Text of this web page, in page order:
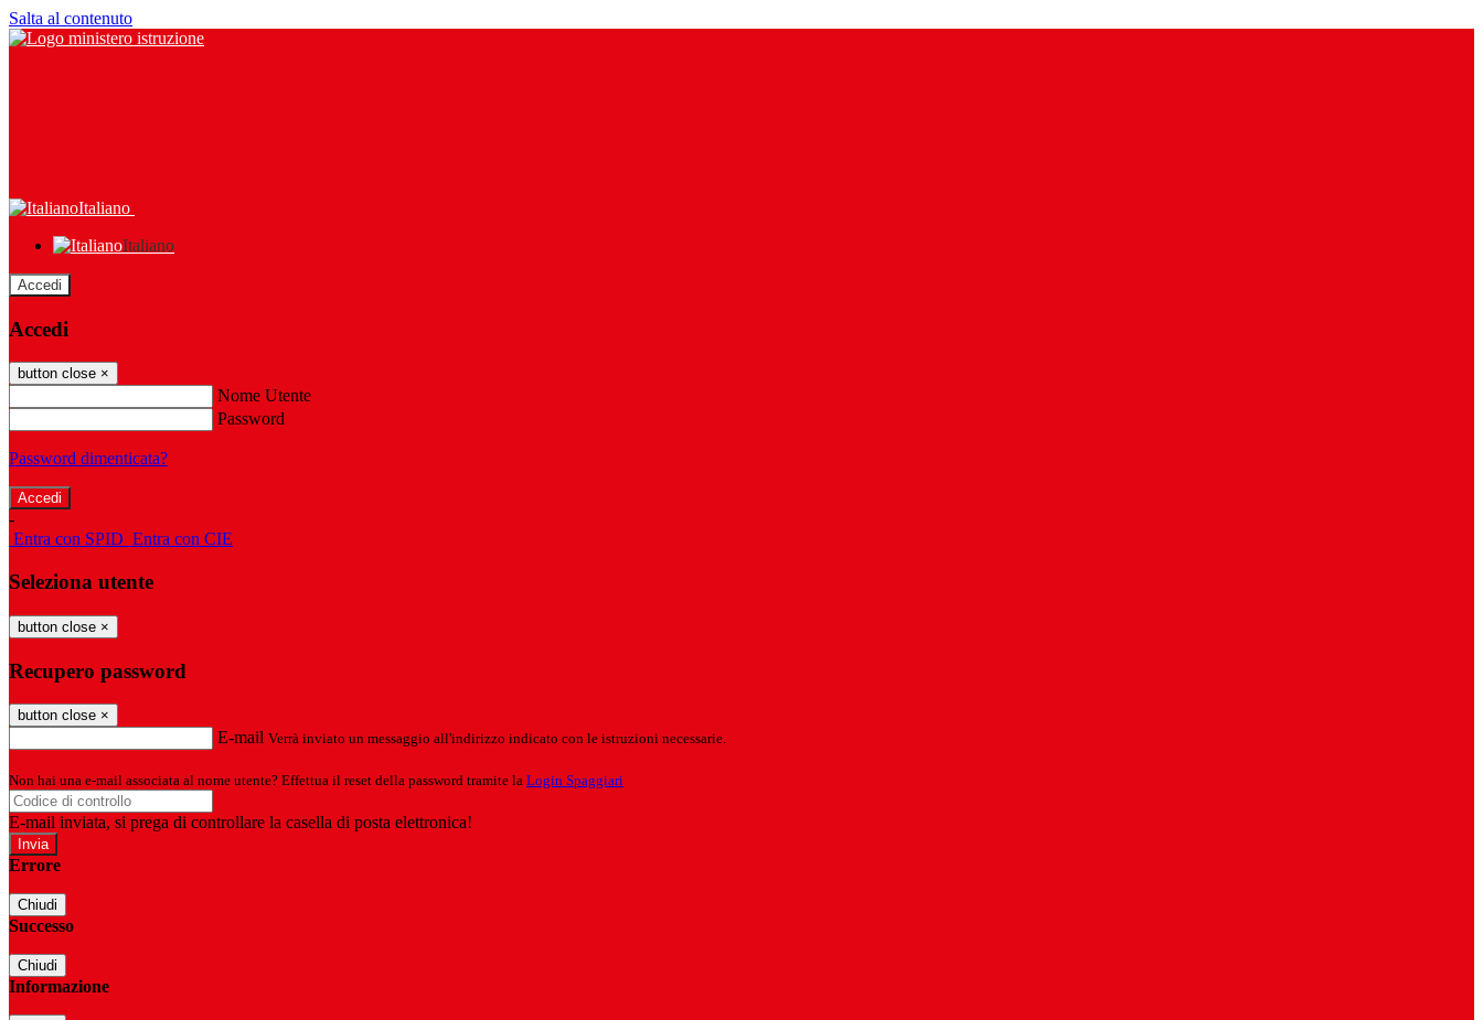
Salta al contenuto
Italiano
Italiano
Accedi
Accedi
button close ×
Nome Utente
Password
Password dimenticata?
-
Entra con SPID Entra con CIE
Seleziona utente
button close ×
Recupero password
button close ×
E-mail Verrà inviato un messaggio all'indirizzo indicato con le istruzioni necessarie.
Non hai una e-mail associata al nome utente? Effettua il reset della password tramite la Login Spaggiari
E-mail inviata, si prega di controllare la casella di posta elettronica!
Errore
Chiudi
Successo
Chiudi
Informazione